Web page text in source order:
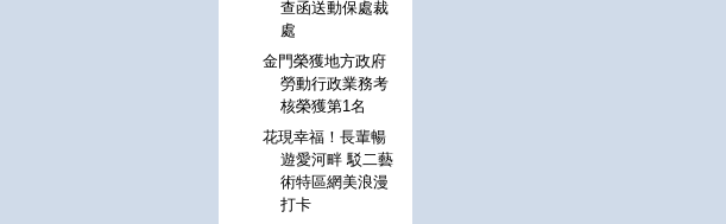
查函送動保處裁
處
金門榮獲地方政府
勞動行政業務考
核榮獲第1名
花現幸福！長輩暢
遊愛河畔 駁二藝
術特區網美浪漫
打卡